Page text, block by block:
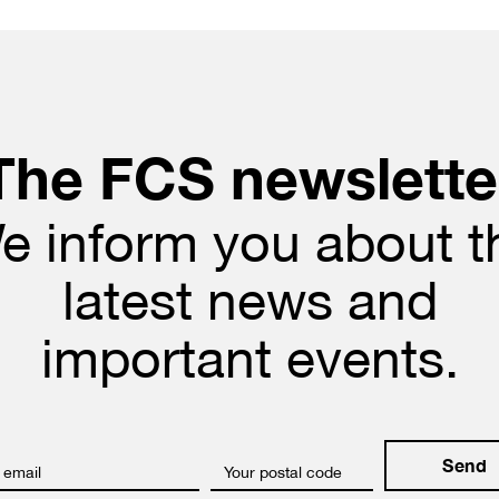
FCS
inform you about
latest news and
important events.
email Your postal code